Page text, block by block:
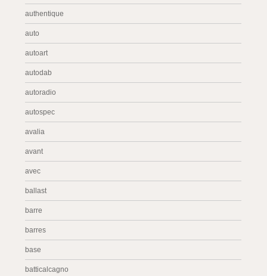
authentique
auto
autoart
autodab
autoradio
autospec
avalia
avant
avec
ballast
barre
barres
base
batticalcagno